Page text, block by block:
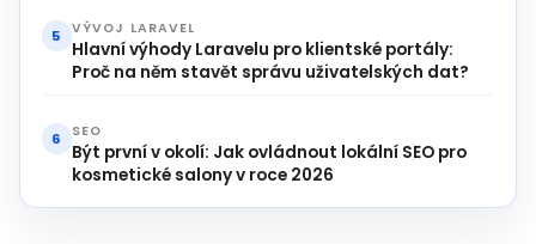
5 VÝVOJ LARAVEL
Hlavní výhody Laravelu pro klientské portály:
Proč na něm stavět správu uživatelských dat?
6 SEO
Být první v okolí: Jak ovládnout lokální SEO pro
kosmetické salony v roce 2026